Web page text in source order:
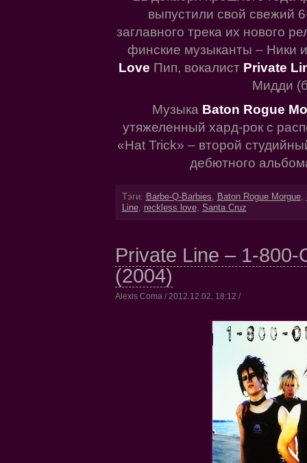
выпустили свой свежий
заглавного трека их нового
финские музыканты – Ники
Love Пип, вокалист Private
Мидди
Музыка Baton Rogue
утяжеленный хард-рок с
«Hat Trick» – второй
дебютного
Тэги: Barbe-Q-Barbies Baton Rogue Morgue,
Line, reckless love, Santa Cruz
Private Line – 1-
(2004)
Alexis Coma / 2012.12.02, 18:12 /